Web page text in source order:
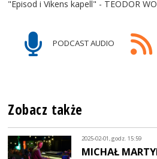
"Episod i Vikens kapell" - TEODOR
PODCAST AUDIO
Zobacz także
2025-02-01, godz. 15:59
MICHAŁ